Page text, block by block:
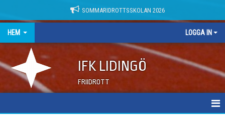
SOMMARIDROTTSSKOLAN 2026
HEM LOGGA IN
IFK LIDINGÖ
FRIIDROTT